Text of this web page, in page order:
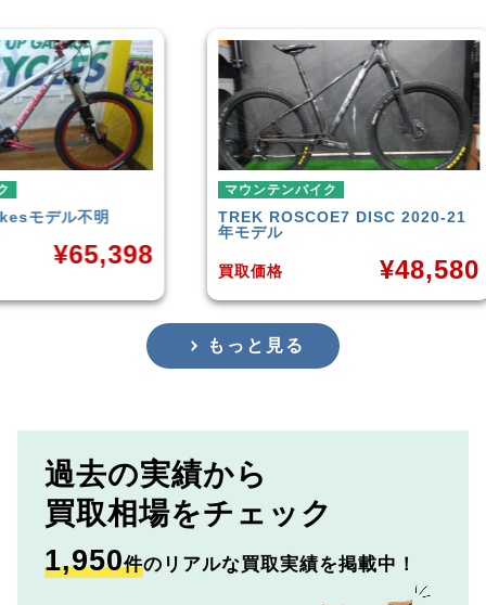
マウンテンバイク
ROSCOE7 DISC 2020-21
¥ 買取
もっと見る
過去の実績から
買取相場をチェック
1,950件のリアルな買取実績を掲載中！